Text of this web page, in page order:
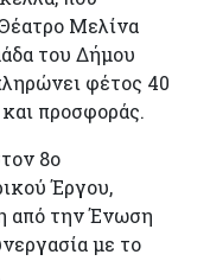
Μελίνα
του Δήμου
φέτος 40
προσφοράς.
8ο
Έργου,
από την Ένωση
με το